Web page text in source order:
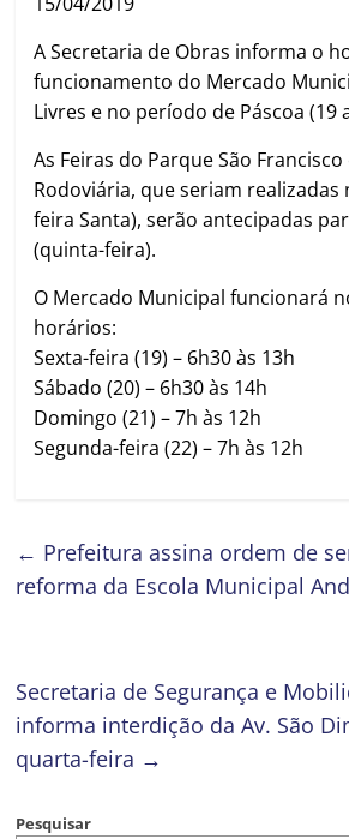
A Secretaria de Obras informa o
funcionamento do Mercado
Livres e no período de Páscoa (19
As Feiras do Parque São Francisco
Rodoviária, que seriam realizadas
feira Santa), serão antecipadas
(quinta-feira).
O Mercado Municipal funcionará
horários:
Sexta-feira (19) – 6h30 às 13h
Sábado (20) – 6h30 às 14h
Domingo (21) – 7h às 12h
Segunda-feira (22) – 7h às 12h
← Prefeitura assina ordem de
reforma da Escola Municipal
Secretaria de Segurança e
informa interdição da Av. São
quarta-feira →
Pesquisar